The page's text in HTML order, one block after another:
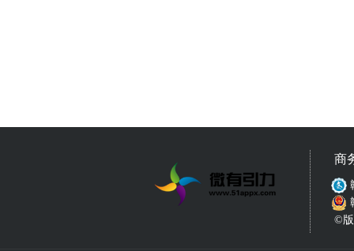
商
©版